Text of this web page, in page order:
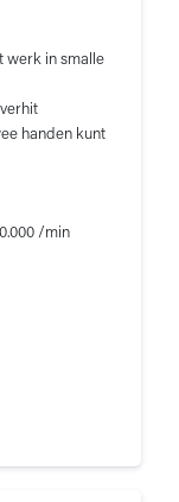
werk in smalle
handen kunt
/min